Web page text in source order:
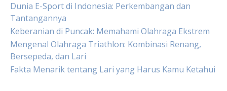
Dunia E-Sport di Indonesia: Perkembangan dan
Tantangannya
Keberanian di Puncak: Memahami Olahraga Ekstrem
Mengenal Olahraga Triathlon: Kombinasi Renang,
Bersepeda, dan Lari
Fakta Menarik tentang Lari yang Harus Kamu Ketahui